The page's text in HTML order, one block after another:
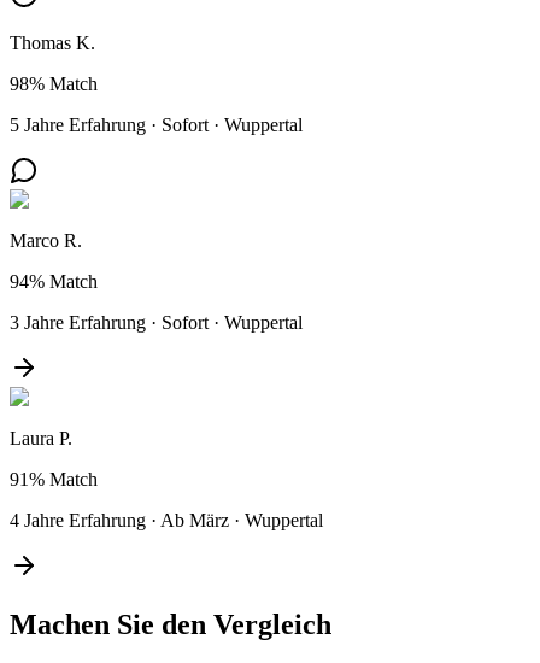
Thomas K.
98% Match
5 Jahre Erfahrung · Sofort · Wuppertal
Marco R.
94% Match
3 Jahre Erfahrung · Sofort · Wuppertal
Laura P.
91% Match
4 Jahre Erfahrung · Ab März · Wuppertal
Machen Sie den Vergleich